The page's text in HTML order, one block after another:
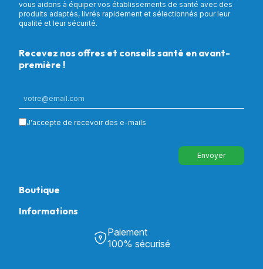
vous aidons à équiper vos établissements de santé avec des
produits adaptés, livrés rapidement et sélectionnés pour leur
qualité et leur sécurité.
Recevez nos offres et conseils santé en avant-
première !
J'accepte de recevoir des e-mails
Envoyer
Boutique
Informations
Découvrir Univers Santé
Paiement
100% sécurisé